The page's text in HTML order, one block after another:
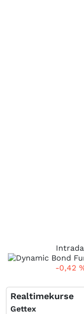
-0,42
Realtimekurse
Gettex